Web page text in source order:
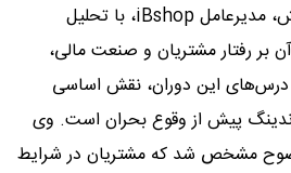
در این پنل، میثم خدابخش، مدیرعامل iBshop، با تحلیل
بر رفتار مشتریان و صنعت مالی،
درس‌های این دوران، نقش اساسی
پیش از وقوع بحران است. وی
مشخص شد که مشتریان در شرایط